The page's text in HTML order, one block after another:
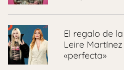
El regalo de
Leire
«perfecta»